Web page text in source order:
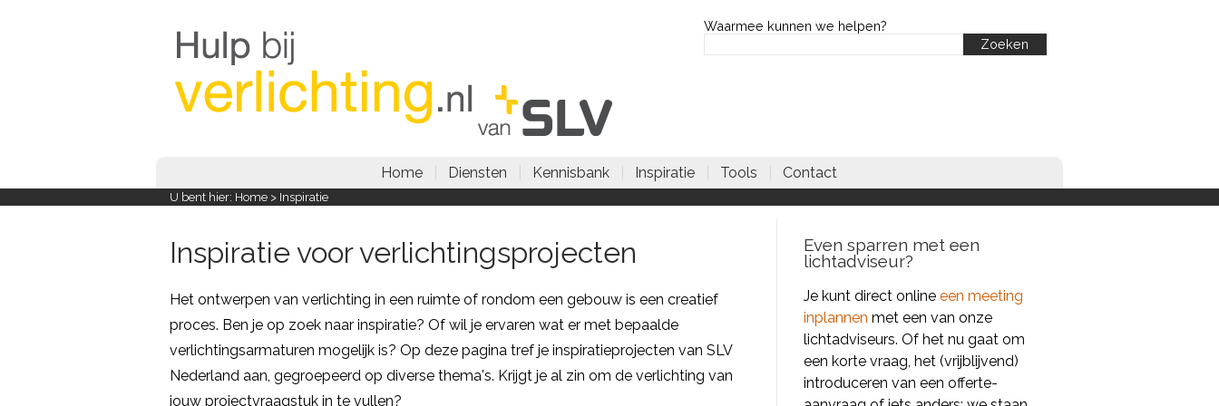
Waarmee kunnen we helpen?
Home Diensten Kennisbank Inspiratie Tools Contact
U bent hier: Home > Inspiratie
Inspiratie voor verlichtingsprojecten
Het ontwerpen van verlichting in een ruimte of rondom een gebouw is een creatief
proces. Ben je op zoek naar inspiratie? Of wil je ervaren wat er met bepaalde
verlichtingsarmaturen mogelijk is? Op deze pagina tref je inspiratieprojecten van SLV
Nederland aan, gegroepeerd op diverse thema's. Krijgt je al zin om de verlichting van
jouw projectvraagstuk in te vullen?
Even sparren met een
lichtadviseur?
Je kunt direct onlineeen meeting
inplannen met een van onze
lichtadviseurs. Of het nu gaat om
een korte vraag, het (vrijblijvend)
introduceren van een offerte-